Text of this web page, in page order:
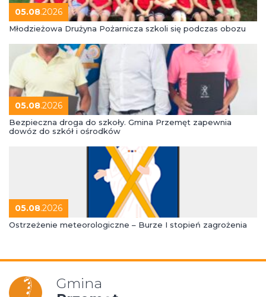
05.08.2026
Młodzieżowa Drużyna Pożarnicza szkoli się podczas obozu
05.08.2026
Bezpieczna droga do szkoły. Gmina Przemęt zapewnia
dowóz do szkół i ośrodków
05.08.2026
Ostrzeżenie meteorologiczne – Burze I stopień zagrożenia
Gmina